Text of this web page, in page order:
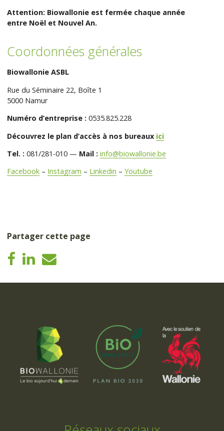
Attention: Biowallonie est fermée chaque année
entre Noël et Nouvel An.
Coordonnées générales
Biowallonie ASBL
Rue du Séminaire 22, Boîte 1
5000 Namur
Numéro d’entreprise : 0535.825.228
Découvrez le plan d’accès à nos bureaux ici
Tel. : 081/281-010 — Mail : info@biowallonie.be
Facebook – Instagram – Linkedin –Youtube
Partager cette page